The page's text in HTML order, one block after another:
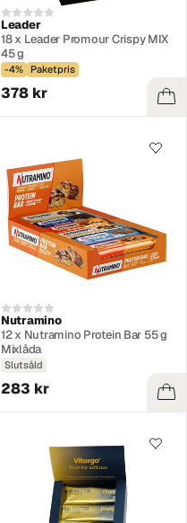
Leader
18 x Leader Promour Crispy MIX
45 g
-4% Paketpris
378 kr
Nutramino
12 x Nutramino Protein Bar 55 g
Mixlåda
Slutsåld
283 kr